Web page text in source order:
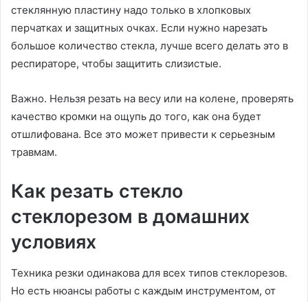
стеклянную пластину надо только в хлопковых
перчатках и защитных очках. Если нужно нарезать
большое количество стекла, лучше всего делать это в
респираторе, чтобы защитить слизистые.
Важно. Нельзя резать на весу или на колене, проверять
качество кромки на ощупь до того, как она будет
отшлифована. Все это может привести к серьезным
травмам.
Как резать стекло
стеклорезом в домашних
условиях
Техника резки одинакова для всех типов стеклорезов.
Но есть нюансы работы с каждым инструментом, от